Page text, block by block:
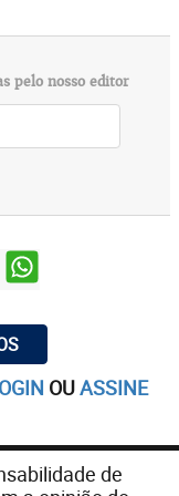
pelo nosso editor
OUASSINE
de